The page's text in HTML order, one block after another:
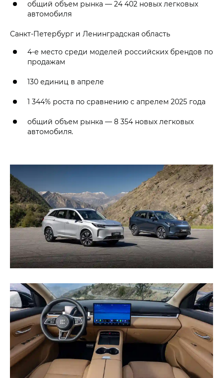
общий объем рынка — 24 402 новых легковых
автомобиля
Санкт-Петербург и Ленинградская область
4-е место среди моделей российских брендов по
продажам
130 единиц в апреле
1 344% роста по сравнению с апрелем 2025 года
общий объем рынка — 8 354 новых легковых
автомобиля.